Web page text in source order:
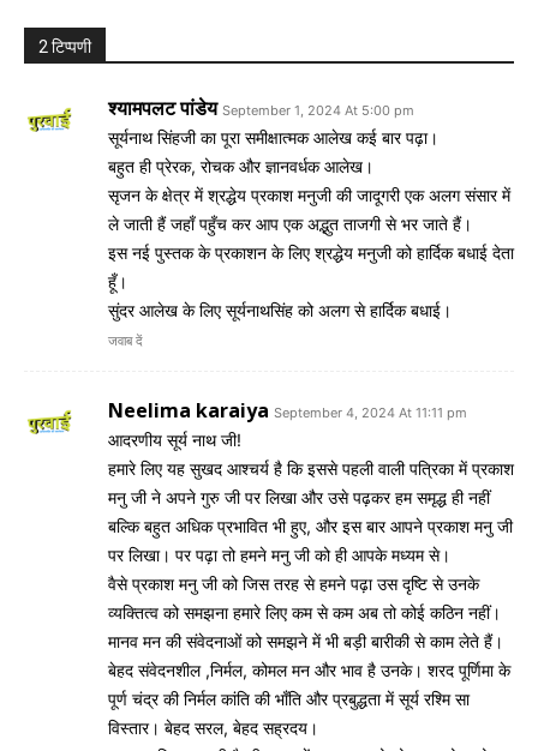
2 टिप्पणी
श्यामपलट पांडेय September 1, 2024 At 5:00 pm
सूर्यनाथ सिंहजी का पूरा समीक्षात्मक आलेख कई बार पढ़ा।
बहुत ही प्रेरक, रोचक और ज्ञानवर्धक आलेख।
सृजन के क्षेत्र में श्रद्धेय प्रकाश मनुजी की जादूगरी एक अलग संसार में
ले जाती हैं जहाँ पहुँच कर आप एक अद्भुत ताजगी से भर जाते हैं।
इस नई पुस्तक के प्रकाशन के लिए श्रद्धेय मनुजी को हार्दिक बधाई देता
हूँ।
सुंदर आलेख के लिए सूर्यनाथसिंह को अलग से हार्दिक बधाई।
जवाब दें
Neelima karaiya September 4, 2024 At 11:11 pm
आदरणीय सूर्य नाथ जी!
हमारे लिए यह सुखद आश्चर्य है कि इससे पहली वाली पत्रिका में प्रकाश
मनु जी ने अपने गुरु जी पर लिखा और उसे पढ़कर हम समृद्ध ही नहीं
बल्कि बहुत अधिक प्रभावित भी हुए, और इस बार आपने प्रकाश मनु जी
पर लिखा। पर पढ़ा तो हमने मनु जी को ही आपके मध्यम से।
वैसे प्रकाश मनु जी को जिस तरह से हमने पढ़ा उस दृष्टि से उनके
व्यक्तित्व को समझना हमारे लिए कम से कम अब तो कोई कठिन नहीं।
मानव मन की संवेदनाओं को समझने में भी बड़ी बारीकी से काम लेते हैं।
बेहद संवेदनशील ,निर्मल, कोमल मन और भाव है उनके। शरद पूर्णिमा के
पूर्ण चंद्र की निर्मल कांति की भाँति और प्रबुद्धता में सूर्य रश्मि सा
विस्तार। बेहद सरल, बेहद सह्रदय।